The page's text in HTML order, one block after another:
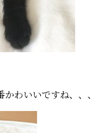
かわいいですね、、